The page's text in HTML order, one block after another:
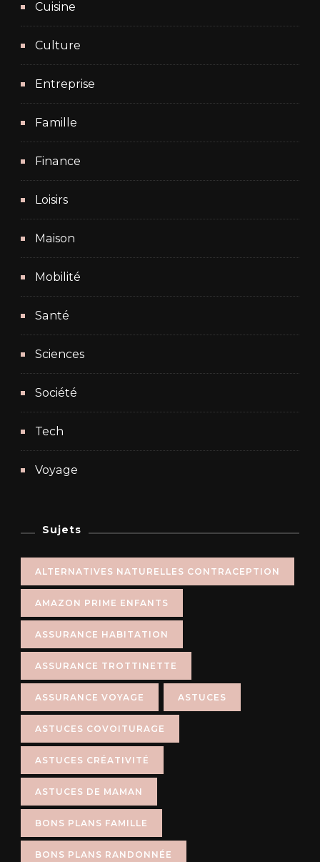
Cuisine
Culture
Entreprise
Famille
Finance
Loisirs
Maison
Mobilité
Santé
Sciences
Société
Tech
Voyage
Sujets
ALTERNATIVES NATURELLES CONTRACEPTION
AMAZON PRIME ENFANTS
ASSURANCE HABITATION
ASSURANCE TROTTINETTE
ASSURANCE VOYAGE ASTUCES
ASTUCES COVOITURAGE
ASTUCES CRÉATIVITÉ
ASTUCES DE MAMAN
BONS PLANS FAMILLE
BONS PLANS RANDONNÉE